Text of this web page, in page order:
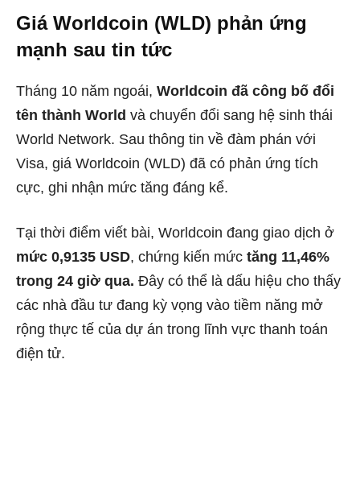
Giá Worldcoin (WLD) phản ứng
mạnh sau tin tức
Tháng 10 năm ngoái, Worldcoin đã công bố đổi
tên thành World và chuyển đổi sang hệ sinh thái
World Network. Sau thông tin về đàm phán với
Visa, giá Worldcoin (WLD) đã có phản ứng tích
cực, ghi nhận mức tăng đáng kể.
Tại thời điểm viết bài, Worldcoin đang giao dịch ở
mức 0,9135 USD, chứng kiến mức tăng 11,46%
trong 24 giờ qua. Đây có thể là dấu hiệu cho thấy
các nhà đầu tư đang kỳ vọng vào tiềm năng mở
rộng thực tế của dự án trong lĩnh vực thanh toán
điện tử.